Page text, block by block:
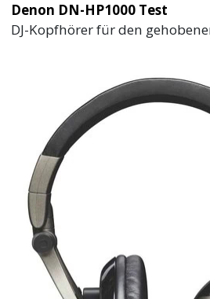
Denon DN-HP1000 Test
DJ-Kopfhörer für den